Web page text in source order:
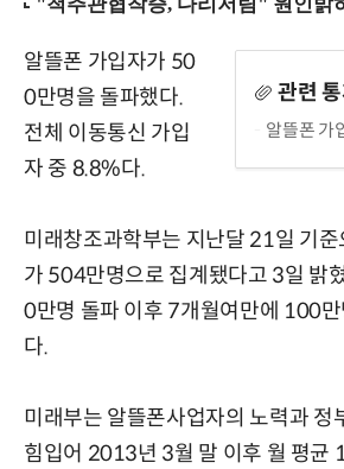
관련
알뜰폰 가
알뜰폰 가입자가 50
0만명을 돌파했다.
전체 이동통신 가입
자 중 8.8%다.
미래창조과학부는 지난달 21일 기
가 504만명으로 집계됐다고 3일 밝
0만명 돌파 이후 7개월여만에 100
다.
미래부는 알뜰폰사업자의 노력과 정
힘입어 2013년 3월 말 이후 월 평균